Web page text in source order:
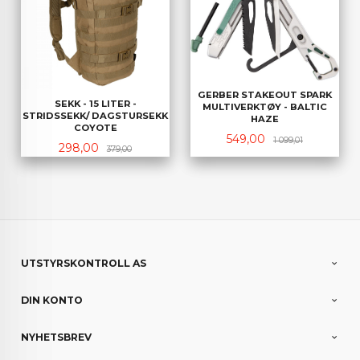
SEKK - 15 LITER -
STRIDSSEKK/ DAGSTURSEKK
COYOTE
Tilbud
298,00 379,00Rabatt
GERBER STAKEOUT SPARK
MULTIVERKTØY - BALTIC
HAZE
Tilbud
549,00 1 099,01Rabatt
UTSTYRSKONTROLL AS
DIN KONTO
NYHETSBREV